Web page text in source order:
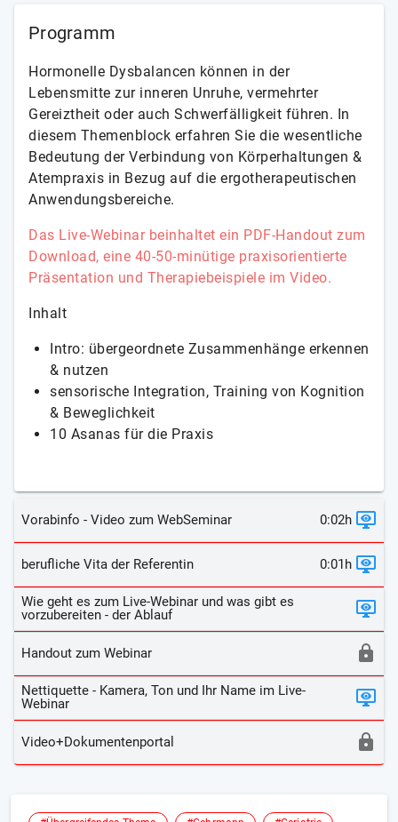
Programm
Hormonelle Dysbalancen können in der
Lebensmitte zur inneren Unruhe, vermehrter
Gereiztheit oder auch Schwerfälligkeit führen. In
diesem Themenblock erfahren Sie die wesentliche
Bedeutung der Verbindung von Körperhaltungen &
Atempraxis in Bezug auf die ergotherapeutischen
Anwendungsbereiche.
Das Live-Webinar beinhaltet ein PDF-Handout zum
Download, eine 40-50-minütige praxisorientierte
Präsentation und Therapiebeispiele im Video.
Inhalt
Intro: übergeordnete Zusammenhänge erkennen
& nutzen
sensorische Integration, Training von Kognition
& Beweglichkeit
10 Asanas für die Praxis
Vorabinfo - Video zum WebSeminar 0:02h
berufliche Vita der Referentin 0:01h
Wie geht es zum Live-Webinar und was gibt es
vorzubereiten - der Ablauf
Handout zum Webinar
Nettiquette - Kamera, Ton und Ihr Name im Live-
Webinar
Video+Dokumentenportal